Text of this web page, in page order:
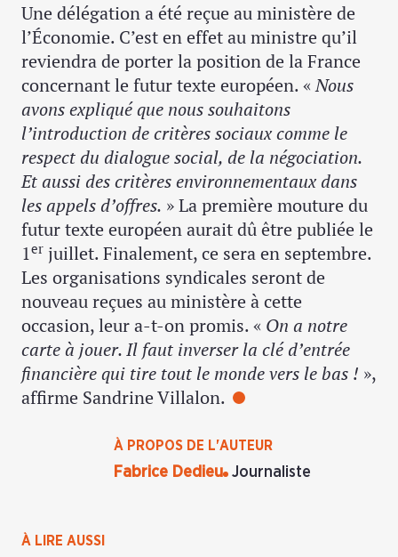
À PROPOS DE L'AUTEUR
Fabrice Dedieu Journaliste
Une délégation a été reçue au ministère de
l’Économie. C’est en effet au ministre qu’il
reviendra de porter la position de la France
concernant le futur texte européen. «Nous
avons expliqué que nous souhaitons
l’introduction de critères sociaux comme le
respect du dialogue social, de la négociation.
Et aussi des critères environnementaux dans
les appels d’offres. » La première mouture du
futur texte européen aurait dû être publiée le
1er juillet. Finalement, ce sera en septembre.
Les organisations syndicales seront de
nouveau reçues au ministère à cette
occasion, leur a-t-on promis. « On a notre
carte à jouer. Il faut inverser la clé d’entrée
financière qui tire tout le monde vers le bas ! »,
affirme Sandrine Villalon.
À LIRE AUSSI